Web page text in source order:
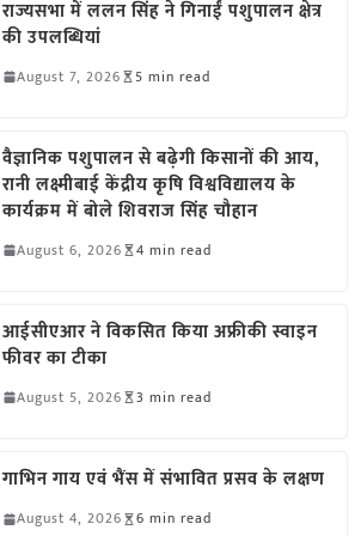
राज्यसभा में ललन सिंह ने गिनाईं पशुपालन क्षेत्र
की उपलब्धियां
August 7, 2026 5 min read
वैज्ञानिक पशुपालन से बढ़ेगी किसानों की आय,
रानी लक्ष्मीबाई केंद्रीय कृषि विश्वविद्यालय के
कार्यक्रम में बोले शिवराज सिंह चौहान
August 6, 2026 4 min read
आईसीएआर ने विकसित किया अफ्रीकी स्वाइन
फीवर का टीका
August 5, 2026 3 min read
गाभिन गाय एवं भैंस में संभावित प्रसव के लक्षण
August 4, 2026 6 min read